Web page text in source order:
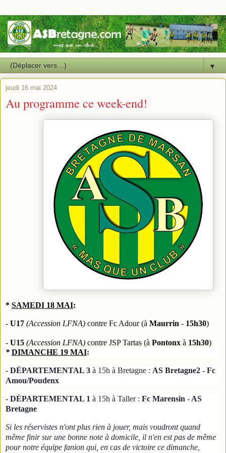
▼
jeudi 16 mai 2024
Au programme ce week-end!
* SAMEDI 18 MAI:
- U17 (Accession LFNA) contre Fc Adour (à Maurrin - 15h30)
- U15 (Accession LFNA) contre JSP Tartas (à Pontonx à 15h30)
* DIMANCHE 19 MAI:
- DÉPARTEMENTAL 3 à 15h à Bretagne : AS Bretagne2 - Fc
Amou/Poudenx
- DÉPARTEMENTAL 1 à 15h à Taller : Fc Marensin - AS
Bretagne
Si les réservistes n'ont plus rien à jouer, mais voudront quand
même finir sur une bonne note à domicile, il n'en est pas de même
pour notre équipe fanion qui, en cas de victoire ce dimanche,